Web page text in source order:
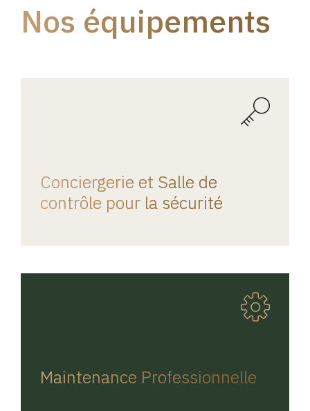
Nos équipements
Conciergerie et Salle de
contrôle pour la sécurité
Maintenance Professionnelle